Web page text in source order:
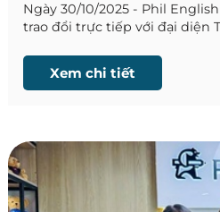
Ngày 30/10/2025 - Phil
trao đổi trực tiếp với đại diện
trường.
Xem chi tiết